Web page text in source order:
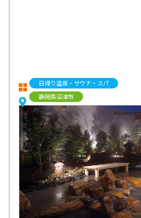
日帰り温泉・サウナ・スパ
静岡県沼津市